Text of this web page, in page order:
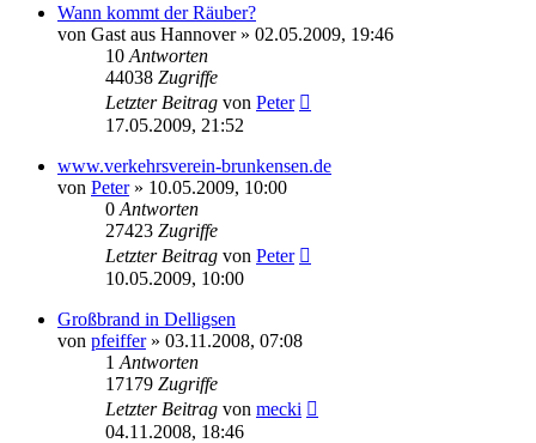
Wann kommt der Räuber?
von Gast aus Hannover» 02.05.2009, 19:46
10 Antworten
44038 Zugriffe
Letzter Beitrag von Peter
17.05.2009, 21:52
www.verkehrsverein-brunkensen.de
von Peter» 10.05.2009, 10:00
0 Antworten
27423 Zugriffe
Letzter Beitrag von Peter
10.05.2009, 10:00
Großbrand in Delligsen
von pfeiffer» 03.11.2008, 07:08
1 Antworten
17179 Zugriffe
Letzter Beitrag von mecki
04.11.2008, 18:46